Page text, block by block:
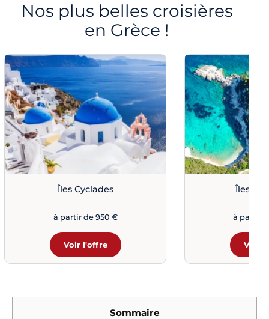
Nos plus belles croisières
en Grèce !
Îles Cyclades
à partir de 950 €
Voir l'offre
Îles
à partir
Voir
Sommaire